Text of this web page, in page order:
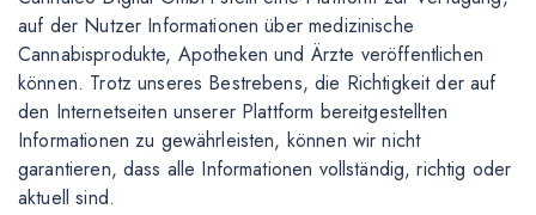
auf der Nutzer Informationen über medizinische
Cannabisprodukte, Apotheken und Ärzte veröffentlichen
können. Trotz unseres Bestrebens, die Richtigkeit der auf
den Internetseiten unserer Plattform bereitgestellten
Informationen zu gewährleisten, können wir nicht
garantieren, dass alle Informationen vollständig, richtig oder
aktuell sind.